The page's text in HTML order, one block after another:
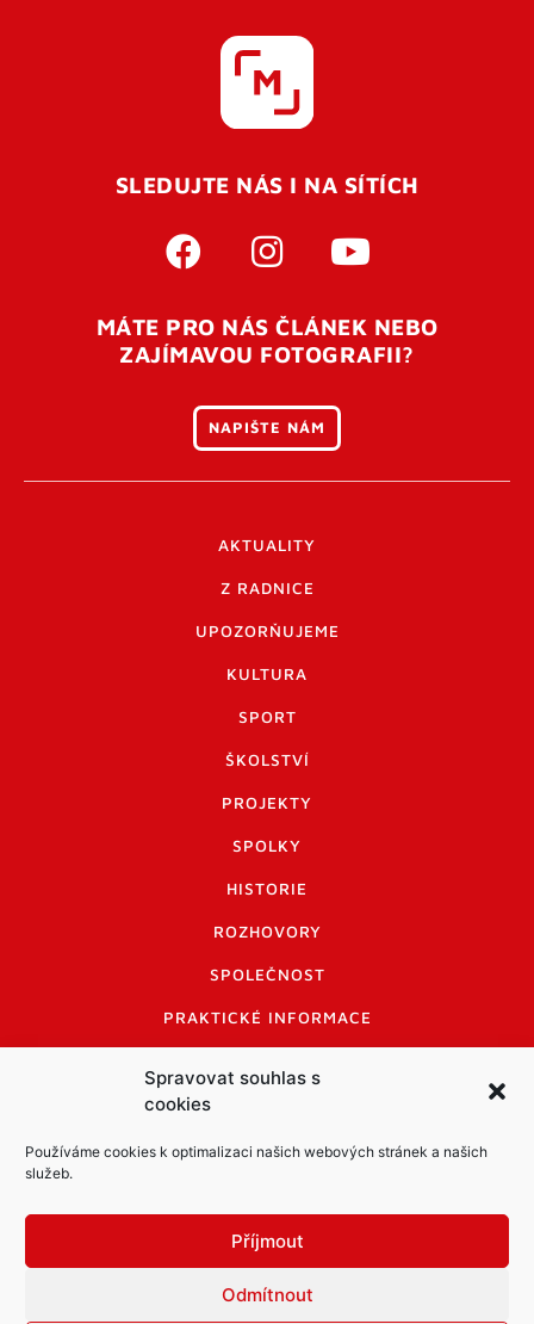
Spravovat souhlas s
cookies
Používáme cookies k optimalizaci našich webových stránek a našich
služeb.
Příjmout
Odmítnout
SLEDUJTE NÁS I NA SÍTÍCH
MÁTE PRO NÁS ČLÁNEK NEBO
ZAJÍMAVOU FOTOGRAFII?
NAPIŠTE NÁM
AKTUALITY
Z RADNICE
UPOZORŇUJEME
KULTURA
SPORT
ŠKOLSTVÍ
PROJEKTY
SPOLKY
HISTORIE
ROZHOVORY
SPOLEČNOST
PRAKTICKÉ INFORMACE
INFORMACE A KODEX DISKUTUJÍCÍCH
LOGO A LOGO MANUÁL
Informace o zpracování osobních údajů